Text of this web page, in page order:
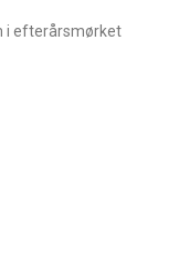
i efterårsmørket